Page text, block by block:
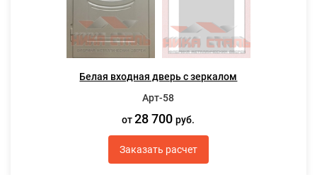
Белая входная дверь с зеркалом
Арт-58
от28 700руб.
Заказать расчет